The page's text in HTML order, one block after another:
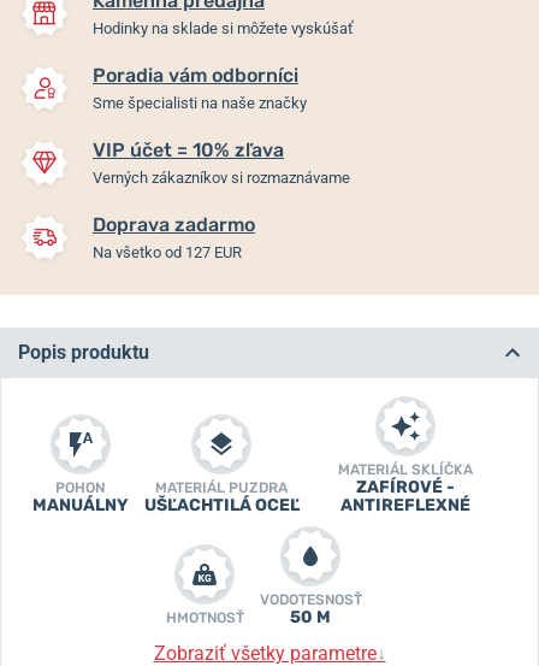
Hodinky na sklade si môžete vyskúšať
Poradia vám odborníci
Sme špecialisti na naše značky
VIP účet = 10% zľava
Verných zákazníkov si rozmaznávame
Doprava zadarmo
Na všetko od 127 EUR
Popis produktu
POHON
MANUÁLNY
MATERIÁL PUZDRA
UŠĽACHTILÁ OCEĽ
MATERIÁL SKLÍČKA
ZAFÍROVÉ -
ANTIREFLEXNÉ
HMOTNOSŤ
VODOTESNOSŤ
50 M
Zobraziť všetky parametre↓